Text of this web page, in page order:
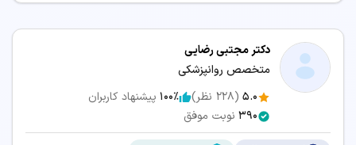
دکتر مجتبی رضایی
متخصص روانپزشکی
5.0
(
228 نظر) 100٪ پیشنهاد کاربران
390 نوبت موفق